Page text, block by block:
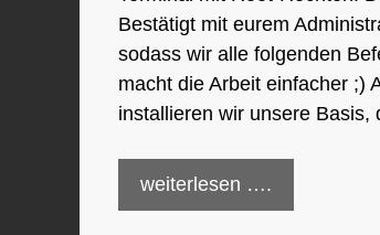
Bestätigt mit eurem
sodass wir alle folgenden
macht die Arbeit einfacher ;)
installieren wir unsere
weiterlesen ….